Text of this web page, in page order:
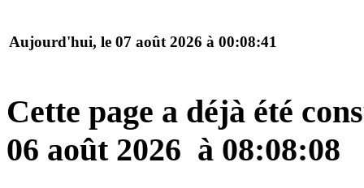
Aujourd'hui, le 07 août 2026 à 00:08:41
Cette page a déjà été
06 août 2026 à 08:08:08